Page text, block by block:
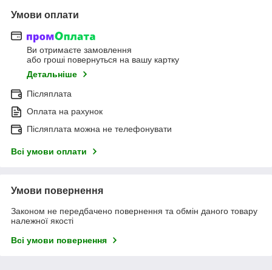
Умови оплати
Ви отримаєте замовлення
або гроші повернуться на вашу картку
Детальніше
Післяплата
Оплата на рахунок
Післяплата можна не телефонувати
Всі умови оплати
Умови повернення
Законом не передбачено повернення та обмін даного товару
належної якості
Всі умови повернення